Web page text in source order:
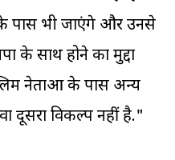
पास भी जाएंगे और उनसे
के साथ होने का मुद्दा
नेताओं के पास अन्य
दूसरा विकल्प नहीं है."